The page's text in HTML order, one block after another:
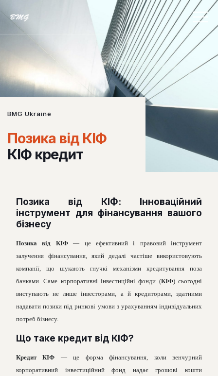
BMG Ukraine
Позика від КІФ
КІФ кредит
Позика вiд КIФ: Iнновацiйний
iнструмент для фiнансування вашого
бiзнесу
Позика вiд КIФ— це ефективний i правовий iнструмент
залучення фiнансування, який дедалi частiше використовують
компанiї, що шукають гнучкi механiзми кредитування поза
банками. Саме корпоративнi iнвестицiйнi фонди (КIФ) сьогоднi
виступають не лише iнвесторами, а й кредиторами, здатними
надавати позики пiд ринковi умови з урахуванням iндивiдуальних
потреб бiзнесу.
Що таке кредит вiд КIФ?
Кредит КІФ — це форма фiнансування, коли венчурний
корпоративний iнвестицiйний фонд надає грошовi кошти